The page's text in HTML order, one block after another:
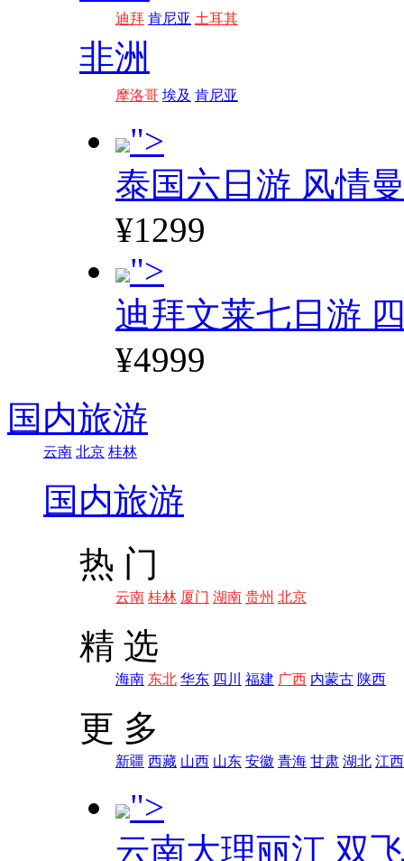
迪拜 肯尼亚 土耳其
非洲
摩洛哥 埃及 肯尼亚
">
泰国六日游 风情
¥1299
">
迪拜文莱七日游
¥4999
国内旅游
云南 北京 桂林
国内旅游
热 门
云南 桂林 厦门 湖南 贵州 北京
精 选
海南 东北 华东 四川 福建 广西 内蒙古 陕西
更 多
新疆 西藏 山西 山东 安徽 青海 甘肃 湖北 江西
">
云南大理丽江 双